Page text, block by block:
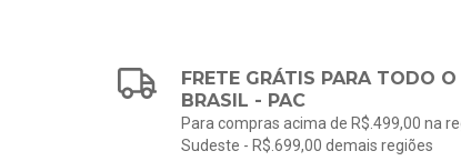
FRETE GRÁTIS PARA TODO O
BRASIL - PAC
Para compras acima de R$.499,00 na
Sudeste - R$.699,00 demais regiões